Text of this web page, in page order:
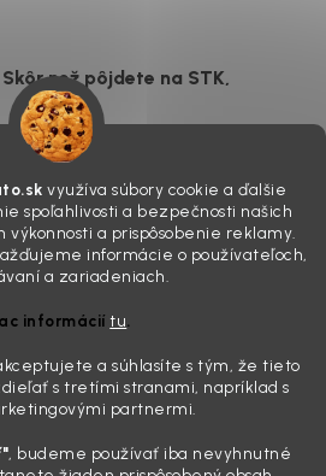
využíva súbory cookie a ďalšie
spoľahlivosti a bezpečnosti našich
a prispôsobenie reklamy.
informácie o používateľoch,
a zariadeniach.
informáciítu.
a súhlasíte s tým, že tieto
s tretími stranami, napríklad s
partnermi.
, budeme používať iba nevyhnutné
než pôjdete na STK,
práve „slepé“ svetlomety. Ten
len estetická vada. Keď slnko a soľ urobia
rozptyľovať namiesto to...
chcete mať auto naozaj čisté,
svieti slnko, vy sedíte v čerstvo
na palubnú dosku vás ide poraziť. V
a v švíkoch sedačiek na vás stále
vysávač tam jednodu...
5 kúskov autokozmetiky,